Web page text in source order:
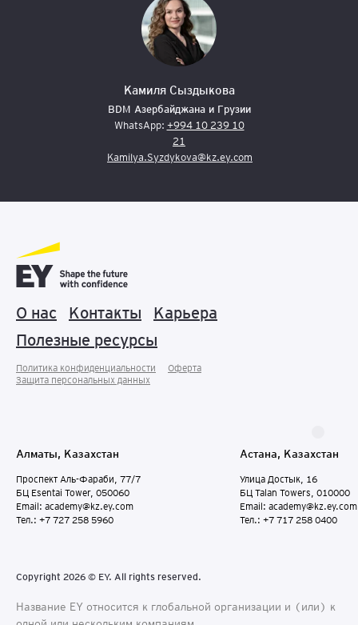
Камиля Сыздыкова
BDM Азербайджана и Грузии
WhatsApp: +994 10 239 10
21
Kamilya.Syzdykova@kz.ey.com
О нас Контакты
Карьера
Полезные ресурсы
Политика конфиденциальности
Оферта
Защита персональных данныx
Алматы, Казахстан
Проспект Аль-Фараби, 77/7
БЦ Esentai Tower, 050060
Email: academy@kz.ey.com
Тел.: +7 727 258 5960
Астана, Казахстан
Улица Достык, 16
БЦ Talan Towers, 010000
Email: academy@kz.ey.com
Тел.: +7 717 258 0400
Copyright 2026 © EY. All rights reserved.
Название EY относится к глобальной организации и (или) к